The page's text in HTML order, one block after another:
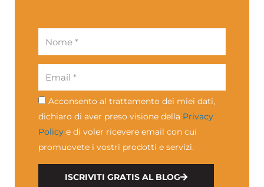
Privacy
Acconsento al trattamento dei miei dati,
dichiaro di aver preso visione della Privacy
Policy e di voler ricevere email con cui
promuovete i vostri prodotti e servizi.
ISCRIVITI GRATIS AL BLOG